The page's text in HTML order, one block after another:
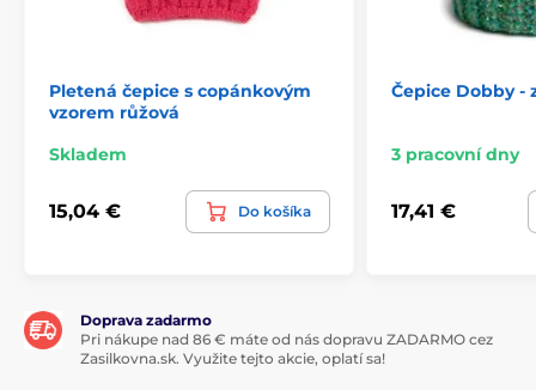
Pletená čepice s copánkovým
vzorem růžová
Skladem
15,04 € Do košíka
Čepice Dobby -
3 pracovní dny
17,41 €
Doprava zadarmo
Pri nákupe nad 86 € máte od nás dopravu ZADARMO cez
Zasilkovna.sk. Využite tejto akcie, oplatí sa!